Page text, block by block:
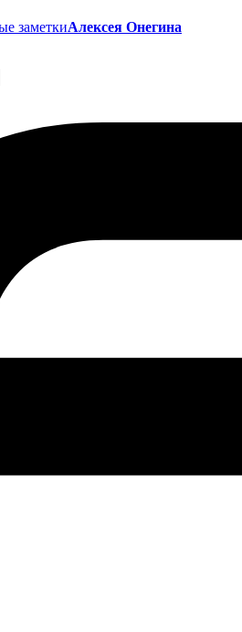
заметкиАлексея Онегина